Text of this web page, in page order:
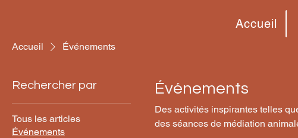
Accueil
Accueil Événements
Rechercher par
Tous les articles
Événements
Événements
Des activités inspirantes telles
des séances de médiation